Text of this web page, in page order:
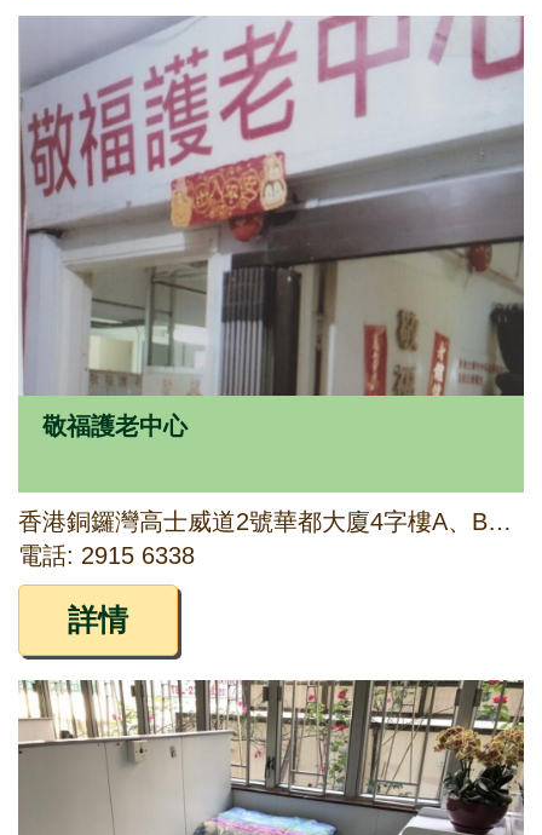
敬福護老中心
香港銅鑼灣高士威道2號華都大廈4字樓A、B、C室及5字樓A室
電話: 2915 6338
詳情